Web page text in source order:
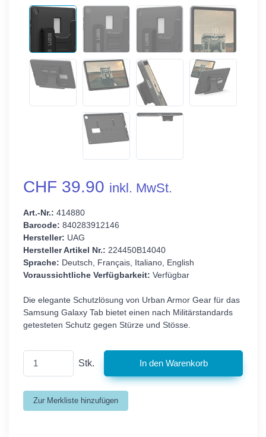
CHF 39.90 inkl. MwSt.
Art.-Nr.: 414880
Barcode: 840283912146
Hersteller: UAG
Hersteller Artikel Nr.: 224450B14040
Sprache: Deutsch, Français, Italiano, English
Voraussichtliche Verfügbarkeit: Verfügbar
Die elegante Schutzlösung von Urban Armor Gear für das
Samsung Galaxy Tab bietet einen nach Militärstandards
getesteten Schutz gegen Stürze und Stösse.
Stk.